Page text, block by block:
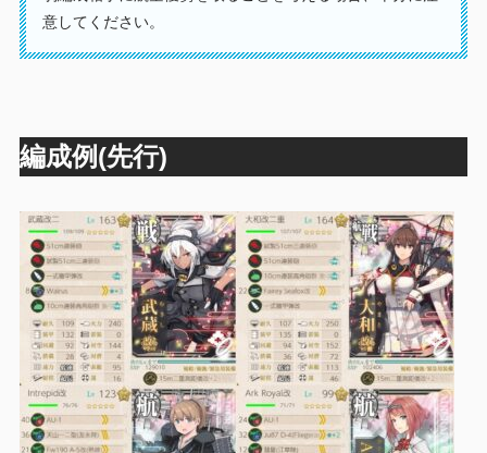
意してください。
編成例(先行)